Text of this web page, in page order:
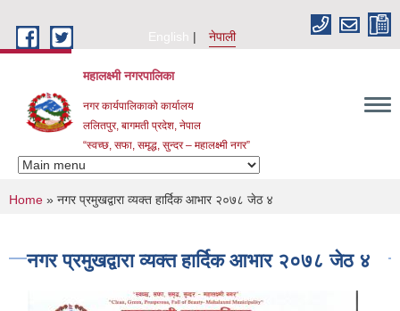
English
नेपाली
महालक्ष्मी नगरपालिका
नगर कार्यपालिकाको कार्यालय
ललितपुर, बागमती प्रदेश, नेपाल
“स्वच्छ, सफा, समृद्ध, सुन्दर – महालक्ष्मी नगर”
You are here
Home » नगर प्रमुखद्वारा व्यक्त हार्दिक आभार २०७८ जेठ ४
नगर प्रमुखद्वारा व्यक्त हार्दिक आभार २०७८ जेठ ४